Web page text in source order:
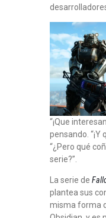
“¡Que
pensando. “¡Y
“¿Pero qué
serie?”.
La serie de
plantea sus
misma forma